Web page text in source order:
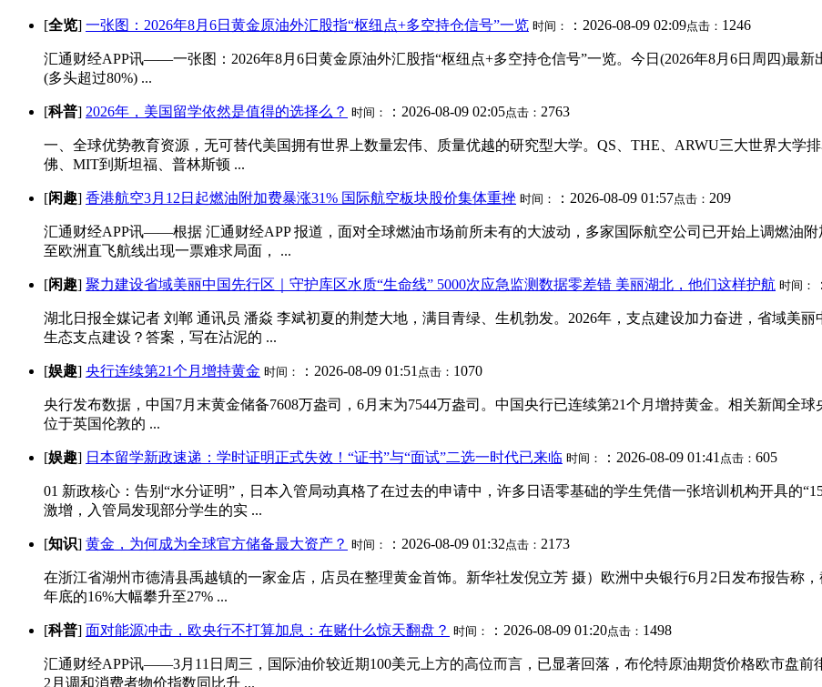
[全览] 一张图：2026年8月6日黄金原油外汇股指“枢纽点+多空持仓信号”一览 时间： ：2026-08-09 02:09点击： 1246
汇通财经APP讯——一张图：2026年8月6日黄金原油外汇股指“枢纽点+多空持仓信号”一览。今日(2026年8月6日周四)最
(多头超过80%) ...
[科普] 2026年，美国留学依然是值得的选择么？ 时间： ：2026-08-09 02:05点击： 2763
一、全球优势教育资源，无可替代美国拥有世界上数量宏伟、质量优越的研究型大学。QS、THE、ARWU三大世界大学
佛、MIT到斯坦福、普林斯顿 ...
[闲趣] 香港航空3月12日起燃油附加费暴涨31% 国际航空板块股价集体重挫 时间： ：2026-08-09 01:57点击： 209
汇通财经APP讯——根据 汇通财经APP 报道，面对全球燃油市场前所未有的大波动，多家国际航空公司已开始上调燃油
至欧洲直飞航线出现一票难求局面， ...
[闲趣] 聚力建设省域美丽中国先行区｜守护库区水质“生命线” 5000次应急监测数据零差错 美丽湖北，他们这样护航 时间：
湖北日报全媒记者 刘郸 通讯员 潘焱 李斌初夏的荆楚大地，满目青绿、生机勃发。2026年，支点建设加力奋进，省域美
生态支点建设？答案，写在沾泥的 ...
[娱趣] 央行连续第21个月增持黄金 时间： ：2026-08-09 01:51 点击： 1070
央行发布数据，中国7月末黄金储备7608万盎司，6月末为7544万盎司。中国央行已连续第21个月增持黄金。相关新闻全
位于英国伦敦的 ...
[娱趣] 日本留学新政速递：学时证明正式失效！“证书”与“面试”二选一时代已来临 时间： ：2026-08-09 01:41 点击： 605
01 新政核心：告别“水分证明”，日本入管局动真格了在过去的申请中，许多日语零基础的学生凭借一张培训机构开具的
激增，入管局发现部分学生的实 ...
[知识] 黄金，为何成为全球官方储备最大资产？ 时间： ：2026-08-09 01:32 点击： 2173
在浙江省湖州市德清县禹越镇的一家金店，店员在整理黄金首饰。新华社发倪立芳 摄）欧洲中央银行6月2日发布报告称
年底的16%大幅攀升至27% ...
[科普] 面对能源冲击，欧央行不打算加息：在赌什么惊天翻盘？ 时间： ：2026-08-09 01:20点击： 1498
汇通财经APP讯——3月11日周三，国际油价较近期100美元上方的高位而言，已显著回落，布伦特原油期货价格欧市盘前
2月调和消费者物价指数同比升 ...